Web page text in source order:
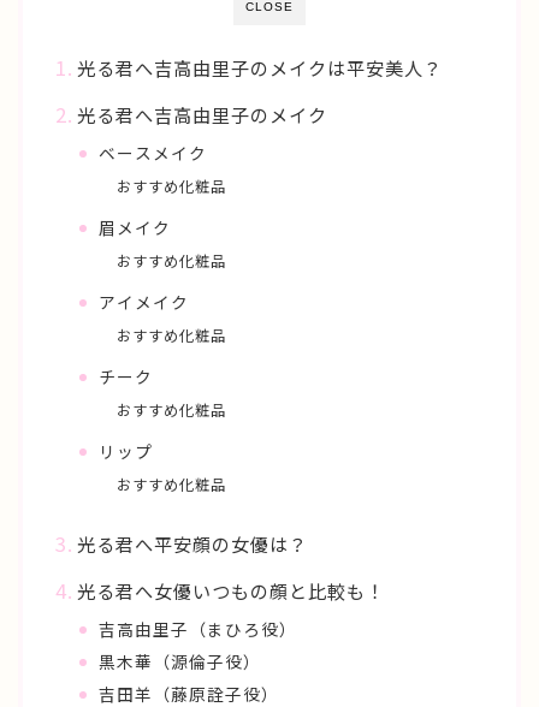
CLOSE
光る君へ吉高由里子のメイクは平安美人？
光る君へ吉高由里子のメイク
ベースメイク
おすすめ化粧品
眉メイク
おすすめ化粧品
アイメイク
おすすめ化粧品
チーク
おすすめ化粧品
リップ
おすすめ化粧品
光る君へ平安顔の女優は？
光る君へ女優いつもの顔と比較も！
吉高由里子（まひろ役）
黒木華（源倫子役）
吉田羊（藤原詮子役）